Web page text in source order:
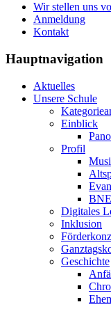
Wir stellen uns
Anmeldung
Kontakt
Hauptnavigation
Aktuelles
Unsere Schule
Einblick
Profil
BNE
Digitales
Inklusion
Geschichte